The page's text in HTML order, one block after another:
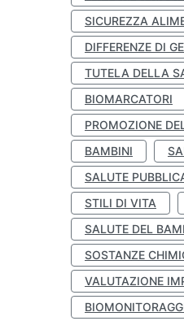
SICUREZZA
DIFFERENZE DI
TUTELA DELLA
BIOMARCATORI
PROMOZIONE
BAMBINI
SALUTE
STILI DI VITA
SALUTE DEL
SOSTANZE
VALUTAZIONE